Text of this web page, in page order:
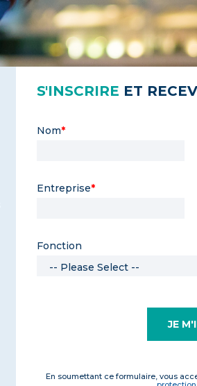
S'INSCRIRE ET
Nom*
Entreprise*
Fonction
En soumettant ce formulaire, vous